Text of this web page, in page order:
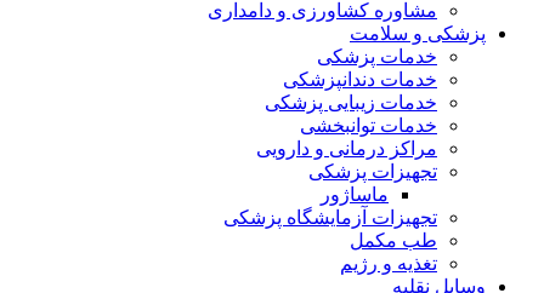
مشاوره کشاورزی و دامداری
پزشکی و سلامت
خدمات پزشکی
خدمات دندانپزشکی
خدمات زیبایی پزشکی
خدمات توانبخشی
مراکز درمانی و دارویی
تجهیزات پزشکی
ماساژور
تجهیزات آزمایشگاه پزشکی
طب مکمل
تغذیه و رژیم
وسایل نقلیه